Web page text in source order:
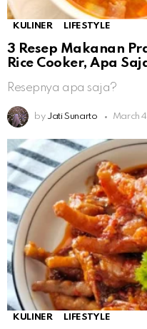
KULINER LIFESTYLE
3 Resep Makanan
Rice Cooker, Apa
Resepnya apa saja?
by Jati Sunarto March
KULINER LIFESTYLE